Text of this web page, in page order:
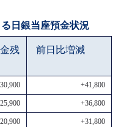
日銀当座預金状況
残
前日比増減
+41,800
+36,800
+31,800